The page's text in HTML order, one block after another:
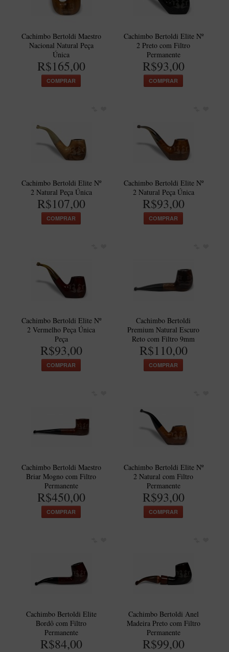
Maestro Nacional Encerado
Cachimbeco
Churchwarden
Luiggi
Montana
New Rose
New Rose Polido
Sextavado
Zuccardi
Hobby
Speciale
BB Liso e Rústico
CACHIMBOS ARTESANAIS DE BRIAR ITALIANO
Maestro – Briar Italiano
Jateado
Maestro Compacto – Briar Italiano
MONTE SEU KIT/INICIANTES
Blends Para Cachimbo
Filtros
Cachimbo Bertoldi Maestro
Nacional Natural Peça
Única
R$165,00
COMPRAR
Cachimbo Bertoldi Elite Nº
2 Preto com Filtro
Permanente
R$93,00
COMPRAR
Cachimbo Bertoldi Elite Nº
2 Natural Peça Única
R$107,00
COMPRAR
Cachimbo Bertoldi Elite Nº
2 Natural Peça Única
R$93,00
COMPRAR
Cachimbo Bertoldi Elite Nº
2 Vermelho Peça Única
Peça
R$93,00
COMPRAR
Cachimbo Bertoldi
Premium Natural Escuro
Reto com Filtro 9mm
R$110,00
COMPRAR
Cachimbo Bertoldi Maestro
Briar Mogno com Filtro
Permanente
R$450,00
COMPRAR
Cachimbo Bertoldi Elite Nº
2 Natural com Filtro
Permanente
R$93,00
COMPRAR
Cachimbo Bertoldi Elite
Bordô com Filtro
Permanente
R$84,00
Cachimbo Bertoldi Anel
Madeira Preto com Filtro
Permanente
R$99,00